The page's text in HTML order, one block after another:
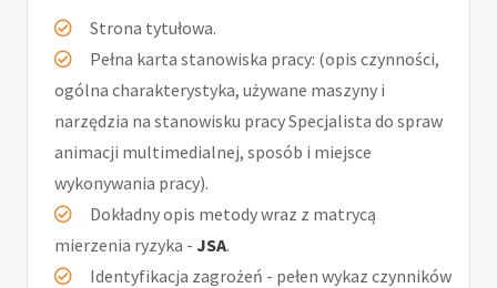
Strona tytułowa.
Pełna karta stanowiska pracy: (opis czynności,
ogólna charakterystyka, używane maszyny i
narzędzia na stanowisku pracy Specjalista do spraw
animacji multimedialnej, sposób i miejsce
wykonywania pracy).
Dokładny opis metody wraz z matrycą
mierzenia ryzyka - JSA.
Identyfikacja zagrożeń - pełen wykaz czynników